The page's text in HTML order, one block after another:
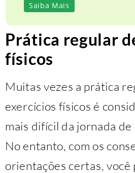
Saiba Mais
Prática regular
físicos
Muitas vezes a prática
exercícios físicos é
mais difícil da jornada de
No entanto, com os
orientações certas,